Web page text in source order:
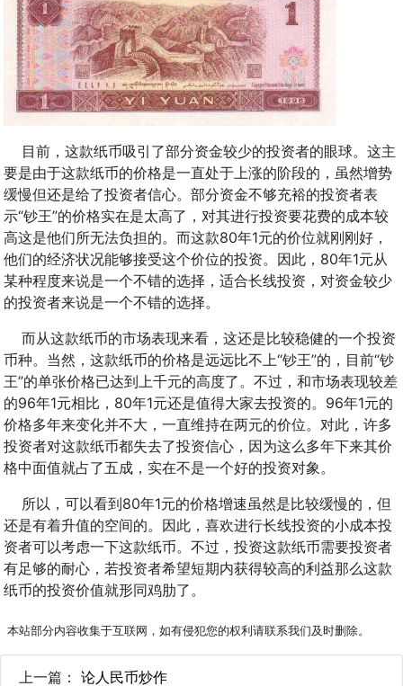
目前，这款纸币吸引了部分资金较少的投资者的眼球。这主
要是由于这款纸币的价格是一直处于上涨的阶段的，虽然增势
缓慢但还是给了投资者信心。部分资金不够充裕的投资者表
示“钞王”的价格实在是太高了，对其进行投资要花费的成本较
高这是他们所无法负担的。而这款80年1元的价位就刚刚好，
他们的经济状况能够接受这个价位的投资。因此，80年1元从
某种程度来说是一个不错的选择，适合长线投资，对资金较少
的投资者来说是一个不错的选择。
而从这款纸币的市场表现来看，这还是比较稳健的一个投资
币种。当然，这款纸币的价格是远远比不上“钞王”的，目前“钞
王”的单张价格已达到上千元的高度了。不过，和市场表现较差
的96年1元相比，80年1元还是值得大家去投资的。96年1元的
价格多年来变化并不大，一直维持在两元的价位。对此，许多
投资者对这款纸币都失去了投资信心，因为这么多年下来其价
格中面值就占了五成，实在不是一个好的投资对象。
所以，可以看到80年1元的价格增速虽然是比较缓慢的，但
还是有着升值的空间的。因此，喜欢进行长线投资的小成本投
资者可以考虑一下这款纸币。不过，投资这款纸币需要投资者
有足够的耐心，若投资者希望短期内获得较高的利益那么这款
纸币的投资价值就形同鸡肋了。
本站部分内容收集于互联网，如有侵犯您的权利请联系我们及时删除。
上一篇： 论人民币炒作